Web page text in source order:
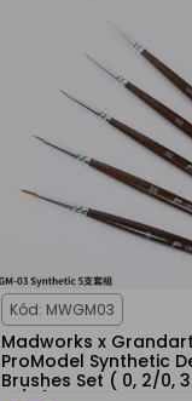
Kód: MWGM03
Madworks x
ProModel Synthetic
Brushes Set ( 0, 2/0,